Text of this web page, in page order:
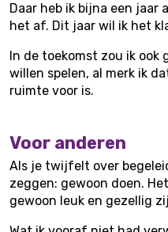
Daar heb ik bijna een jaar
het af. Dit jaar wil ik het
In de toekomst zou ik ook
willen spelen, al merk ik
ruimte voor is.
Voor anderen
Als je twijfelt over
zeggen: gewoon doen.
gewoon leuk en gezellig